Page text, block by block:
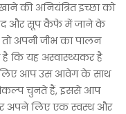
की अनियंत्रित इच्छा को
और सूप कैफे में जाने के
अपनी जीभ का पालन
कि यह अस्वास्थ्यकर है
आप उस आवेग के साथ
चुनते हैं, इससे आप
अपने लिए एक स्वस्थ और